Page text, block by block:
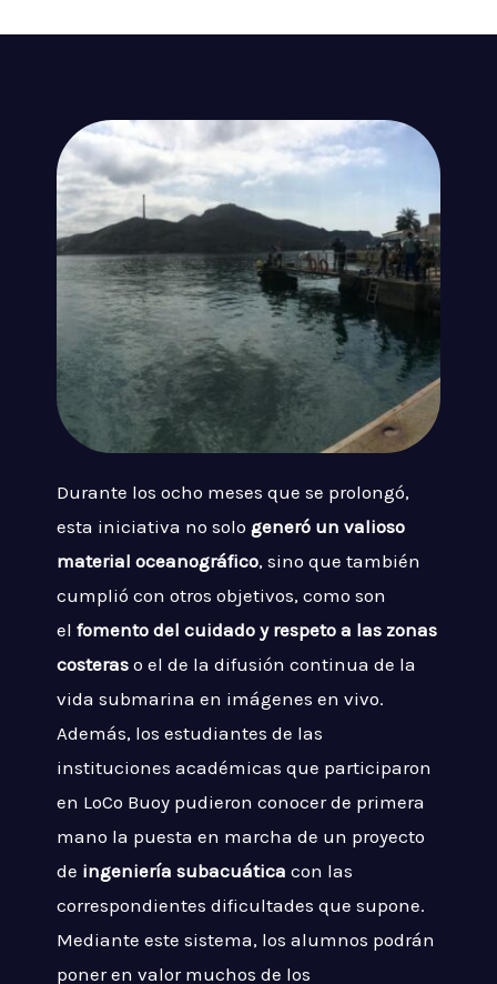
Durante los ocho meses que se prolongó,
esta iniciativa no solo generó un valioso
material oceanográfico, sino que también
cumplió con otros objetivos, como son
el fomento del cuidado y respeto a las zonas
costeras o el de la difusión continua de la
vida submarina en imágenes en vivo.
Además, los estudiantes de las
instituciones académicas que participaron
en LoCo Buoy pudieron conocer de primera
mano la puesta en marcha de un proyecto
de ingeniería subacuática con las
correspondientes dificultades que supone.
Mediante este sistema, los alumnos podrán
poner en valor muchos de los